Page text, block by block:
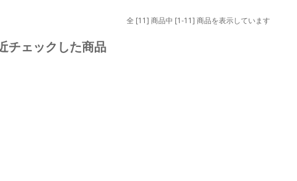
全 [11] 商品中 [1-11] 商品を表示しています
チェックした商品